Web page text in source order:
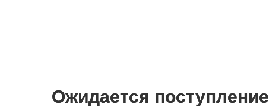
Ожидается поступление